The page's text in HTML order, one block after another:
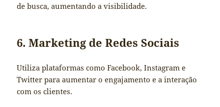
de busca, aumentando a visibilidade.
6. Marketing de Redes Sociais
Utiliza plataformas como Facebook, Instagram e
Twitter para aumentar o engajamento e a interação
com os clientes.